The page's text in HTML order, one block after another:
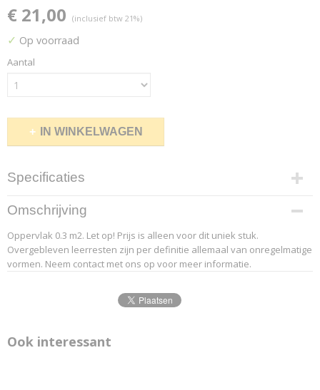
€ 21,00 (inclusief btw 21%)
✓ Op voorraad
Aantal
IN WINKELWAGEN
Specificaties
Productcode leverancier
2-6
Omschrijving
Oppervlak 0.3 m2. Let op! Prijs is alleen voor dit uniek stuk.
Overgebleven leerresten zijn per definitie allemaal van onregelmatige
vormen. Neem contact met ons op voor meer informatie.
Ook interessant